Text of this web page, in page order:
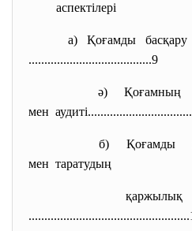
аспектілері
а) Қоғамды
.......................................9
ә) Қоғамның
мен аудиті...................
б) Қоғамды
мен таратудың
қаржылық
..............................